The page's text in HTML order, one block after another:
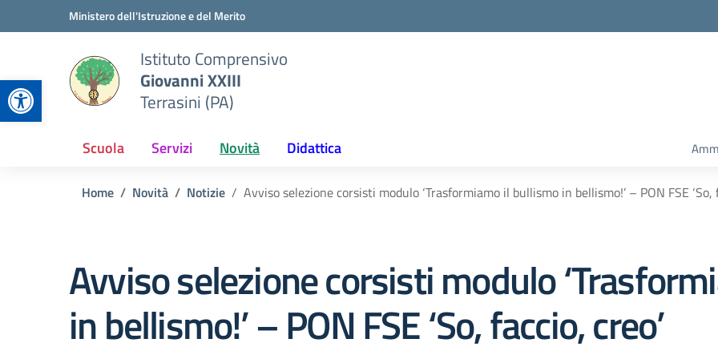
Apri la barra degli strumenti
Vai ai contenuti
Vai al menu di navigazioneMinistero dell'Istruzione e del Merito
Istituto Comprensivo
Giovanni XXIII
Terrasini (PA)
Scuola Servizi Novità Didattica
Home Novità Notizie Avviso selezione corsisti modulo ‘Trasformiamo il bullismo in bellismo!’ – PON FSE ‘So,
Avviso selezione corsisti modulo
in bellismo!’ – PON FSE ‘So, faccio, creo’